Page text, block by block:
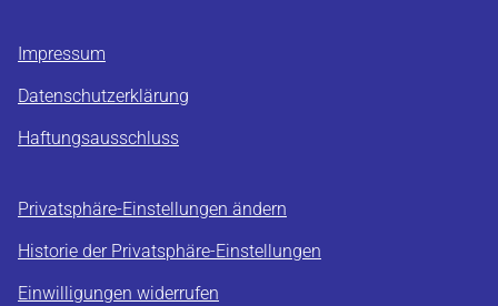
Impressum
Datenschutzerklärung
Haftungsausschluss
Privatsphäre-Einstellungen ändern
Historie der Privatsphäre-Einstellungen
Einwilligungen widerrufen